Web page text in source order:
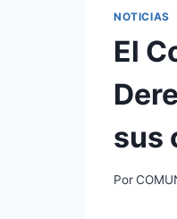
NOTICIAS
El
sus
Por